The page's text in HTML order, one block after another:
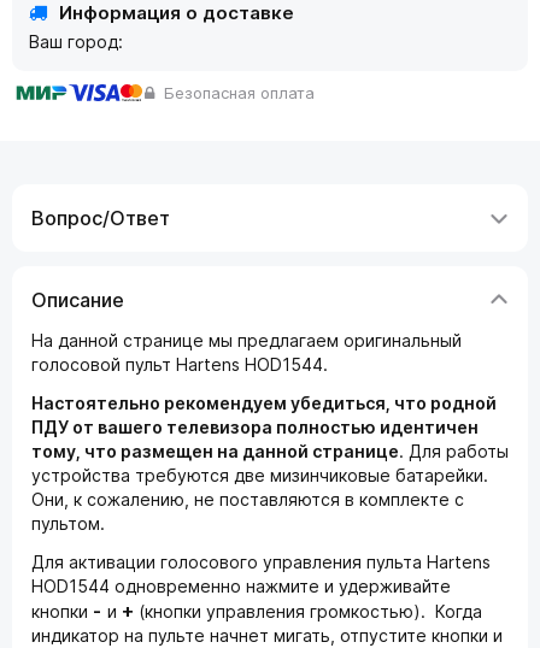
Информация о доставке
Ваш город:
Безопасная оплата
Вопрос/Ответ
Описание
На данной странице мы предлагаем оригинальный
голосовой пульт Hartens HOD1544.
Настоятельно рекомендуем убедиться, что родной
ПДУ от вашего телевизора полностью идентичен
тому, что размещен на данной странице. Для работы
устройства требуются две мизинчиковые батарейки.
Они, к сожалению, не поставляются в комплекте с
пультом.
Для активации голосового управления пульта Hartens
HOD1544 одновременно нажмите и удерживайте
кнопки - и + (кнопки управления громкостью). Когда
индикатор на пульте начнет мигать, отпустите кнопки и